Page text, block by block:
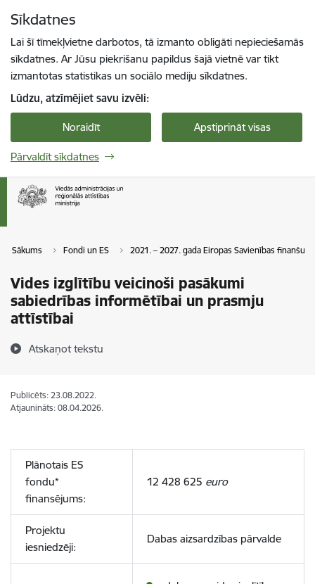
Sīkdatnes
Lai šī tīmekļvietne darbotos, tā izmanto obligāti nepieciešamās
sīkdatnes. Ar Jūsu piekrišanu papildus šajā vietnē var tikt
izmantotas statistikas un sociālo mediju sīkdatnes.
Lūdzu, atzīmējiet savu izvēli:
Noraidīt Apstiprināt visas
Pārvaldīt sīkdatnes
Sākums Fondi un ES 2021. – 2027. gada Eiropas Savienības finanšu
Vides izglītību veicinoši pasākumi
sabiedrības informētībai un prasmju
attīstībai
Atskaņot tekstu
Publicēts: 23.08.2022.
Atjaunināts: 08.04.2026.
Plānotais ES
fondu*
finansējums:
12 428 625 euro
Projektu
iesniedzēji:
Dabas aizsardzības pārvalde